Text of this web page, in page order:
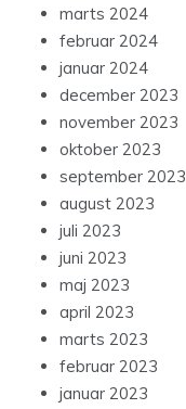
marts 2024
februar 2024
januar 2024
december 2023
november 2023
oktober 2023
september 2023
august 2023
juli 2023
juni 2023
maj 2023
april 2023
marts 2023
februar 2023
januar 2023